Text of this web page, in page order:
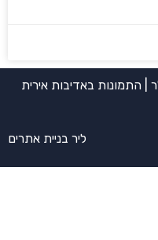
| התמונות באדיבות אירית
ליר בניית אתרים